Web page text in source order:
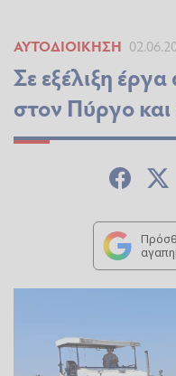
ΑΥΤΟΔΙΟΊΚΗΣΗ
Σε εξέλιξη
στον Πύργο και